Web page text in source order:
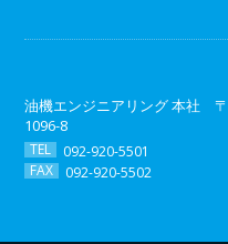
油機エンジニアリング 本社
1096-8
TEL
092-920-5501
FAX
092-920-5502